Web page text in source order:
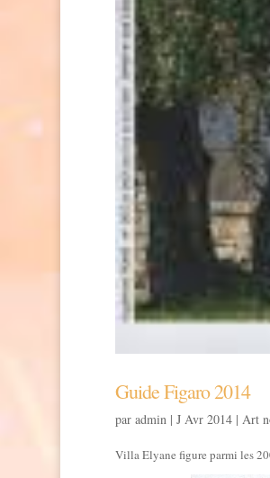
Guide Figaro 2014
par admin| J Avr 2014| Art
Villa Elyane figure parmi les